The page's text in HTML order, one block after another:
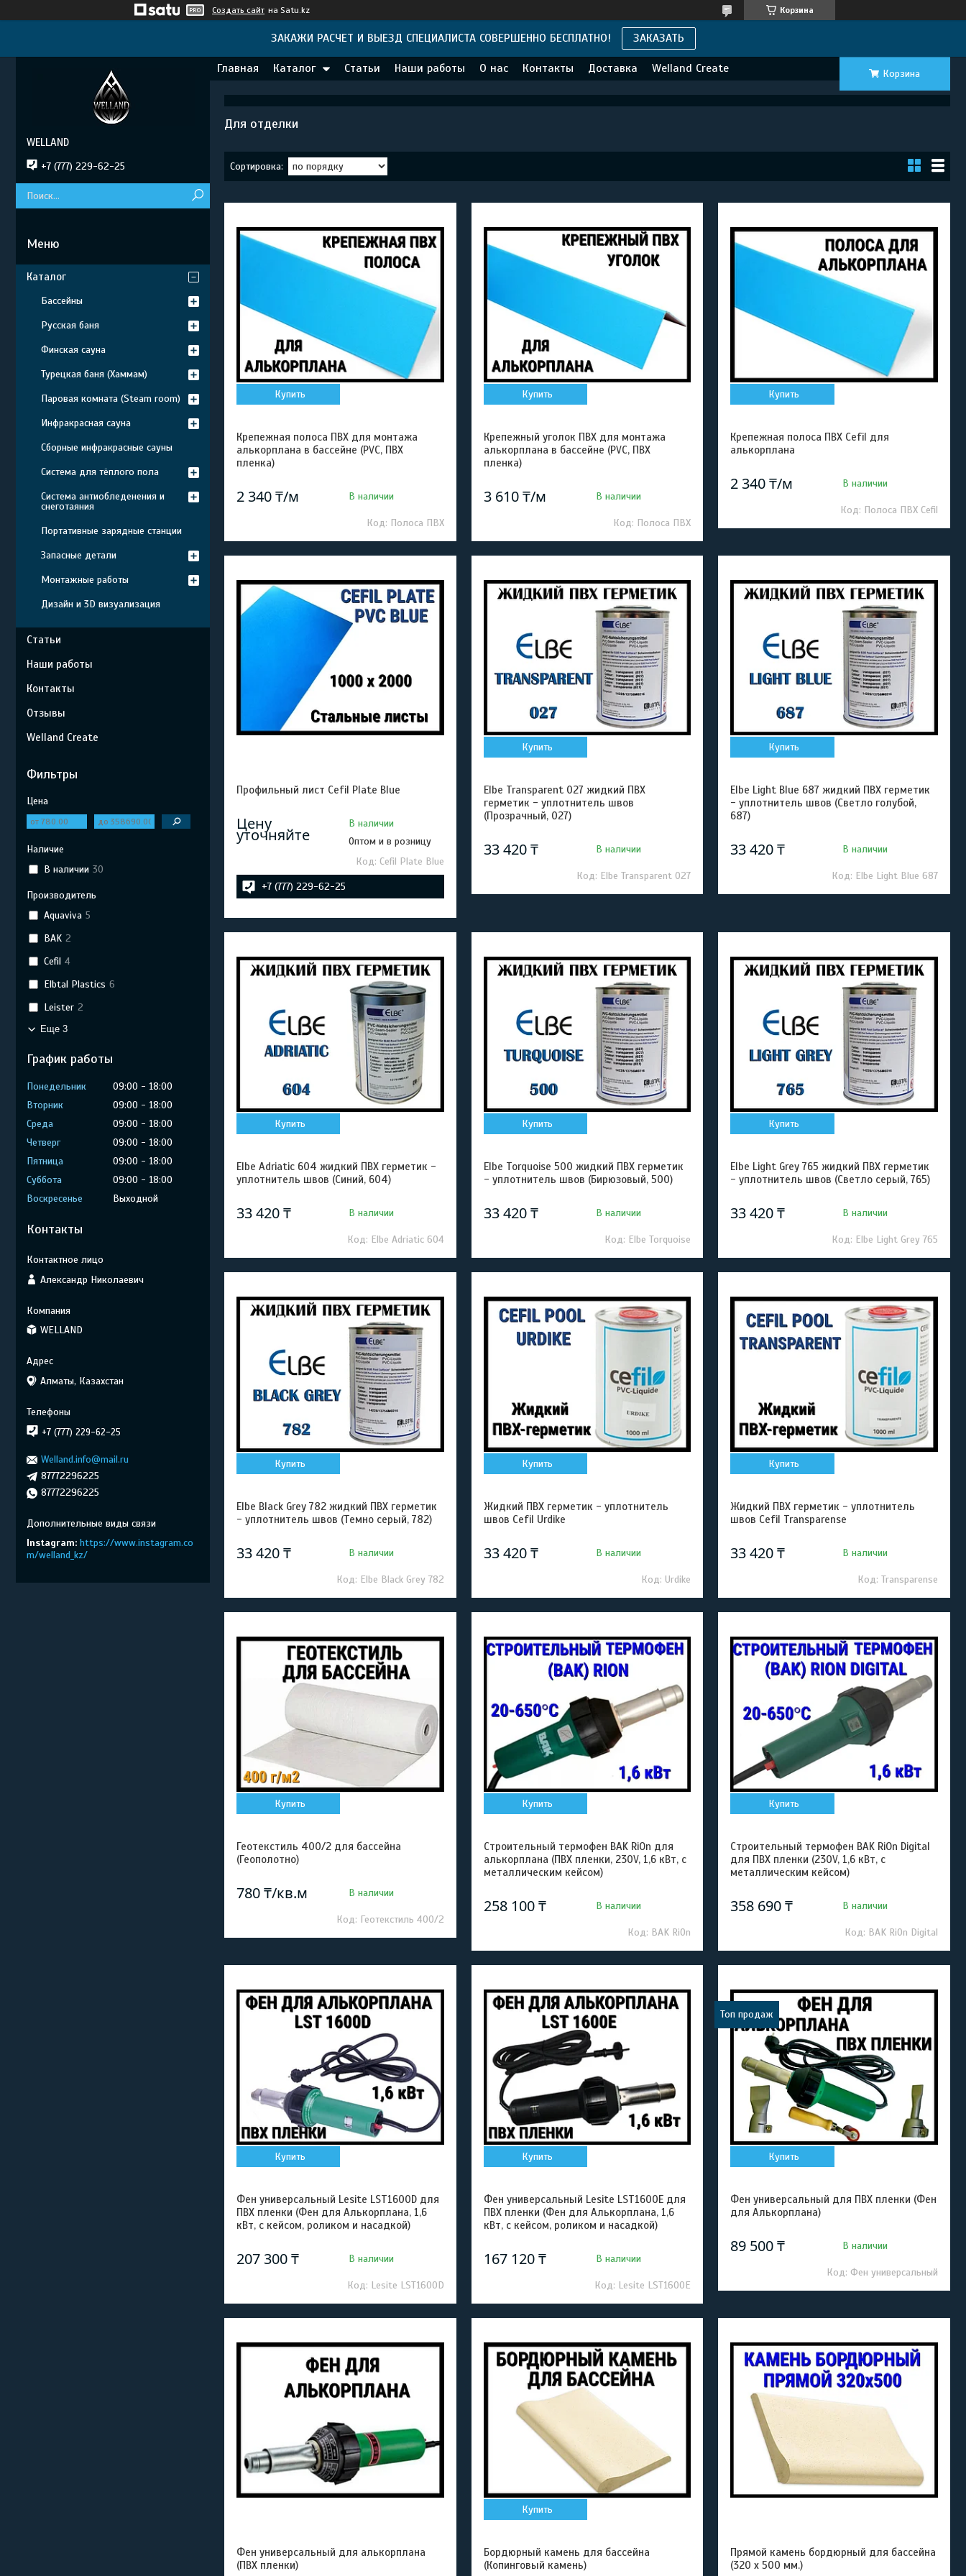
Создать сайт на Satu.kz Корзина
ЗАКАЖИ РАСЧЕТ И ВЫЕЗД СПЕЦИАЛИСТА СОВЕРШЕННО БЕСПЛАТНО! ЗАКАЗАТЬ
Главная Каталог Статьи Наши работы О нас Контакты Доставка Welland Create Корзина
Для отделки
Купить
Крепежная полоса ПВХ для монтажа
алькорплана в бассейне (PVC, ПВХ
пленка)
2 340 ₸/м В наличии
Полоса ПВХ
Купить
Крепежный уголок ПВХ для монтажа
алькорплана в бассейне (PVC, ПВХ
пленка)
3 610 ₸/м В наличии
Полоса ПВХ
Купить
Крепежная полоса ПВХ Cefil для
алькорплана
2 340 ₸/м В наличии
Полоса ПВХ Cefil
Профильный лист Cefil Plate Blue
Цену
уточняйте
В наличии
Оптом и в розницу
Cefil Plate Blue
+7 (777) 229-62-25
Купить
Elbe Transparent 027 жидкий ПВХ
герметик - уплотнитель швов
(Прозрачный, 027)
33 420 ₸ В наличии
Elbe Transparent 027
Купить
Elbe Light Blue 687 жидкий ПВХ герметик
- уплотнитель швов (Светло голубой,
687)
33 420 ₸ В наличии
Elbe Light Blue 687
Купить
Elbe Adriatic 604 жидкий ПВХ герметик -
уплотнитель швов (Синий, 604)
33 420 ₸ В наличии
Elbe Adriatic 604
Купить
Elbe Torquoise 500 жидкий ПВХ герметик
- уплотнитель швов (Бирюзовый, 500)
33 420 ₸ В наличии
Elbe Torquoise
Купить
Elbe Light Grey 765 жидкий ПВХ герметик
- уплотнитель швов (Светло серый, 765)
33 420 ₸ В наличии
Elbe Light Grey 765
Купить
Elbe Black Grey 782 жидкий ПВХ герметик
- уплотнитель швов (Темно серый, 782)
33 420 ₸ В наличии
Elbe Black Grey 782
Купить
Жидкий ПВХ герметик - уплотнитель
швов Cefil Urdike
33 420 ₸ В наличии
Urdike
Купить
Жидкий ПВХ герметик - уплотнитель
швов Cefil Transparense
33 420 ₸ В наличии
Transparense
Купить
Геотекстиль 400/2 для бассейна
(Геополотно)
780 ₸/кв.м В наличии
Геотекстиль 400/2
Купить
Строительный термофен BAK RiOn для
алькорплана (ПВХ пленки, 230V, 1,6 кВт, с
металлическим кейсом)
258 100 ₸ В наличии
BAK RiOn
Купить
Строительный термофен BAK RiOn Digital
для ПВХ пленки (230V, 1,6 кВт, с
металлическим кейсом)
358 690 ₸ В наличии
BAK RiOn Digital
Купить
Фен универсальный Lesite LST1600D для
ПВХ пленки (Фен для Алькорплана, 1,6
кВт, с кейсом, роликом и насадкой)
207 300 ₸ В наличии
Lesite LST1600D
Купить
Фен универсальный Lesite LST1600E для
ПВХ пленки (Фен для Алькорплана, 1,6
кВт, с кейсом, роликом и насадкой)
167 120 ₸ В наличии
Lesite LST1600E
Топ продаж
Купить
Фен универсальный для ПВХ пленки (Фен
для Алькорплана)
89 500 ₸ В наличии
Фен универсальный
Фен универсальный для алькорплана
(ПВХ пленки)
Купить
Бордюрный камень для бассейна
(Копинговый камень)
Прямой камень бордюрный для бассейна
(320 x 500 мм.)
WELLAND
+7 (777) 229-62-25
Каталог
Бассейны
Русская баня
Финская сауна
Турецкая баня (Хаммам)
Паровая комната (Steam room)
Инфракрасная сауна
Сборные инфракрасные сауны
Система для тёплого пола
Система антиобледенения и
снеготаяния
Портативные зарядные станции
Запасные детали
Монтажные работы
Дизайн и 3D визуализация
Статьи
Наши работы
Контакты
Отзывы
Welland Create
Фильтры
Цена
Наличие
В наличии 30
Производитель
Aquaviva 5
BAK 2
Cefil 4
Elbtal Plastics 6
Leister 2
Еще 3
График работы
Понедельник 09:00
18:00
Вторник
09:00
18:00
Среда
09:00
18:00
Четверг
09:00
18:00
Пятница
09:00
18:00
Суббота
09:00
18:00
Воскресенье
Выходной
Контакты
Александр Николаевич
WELLAND
Алматы, Казахстан
+7 (777) 229-62-25
Welland.info@mail.ru
87772296225
87772296225
Instagram https://www.instagram.co
m/welland_kz/